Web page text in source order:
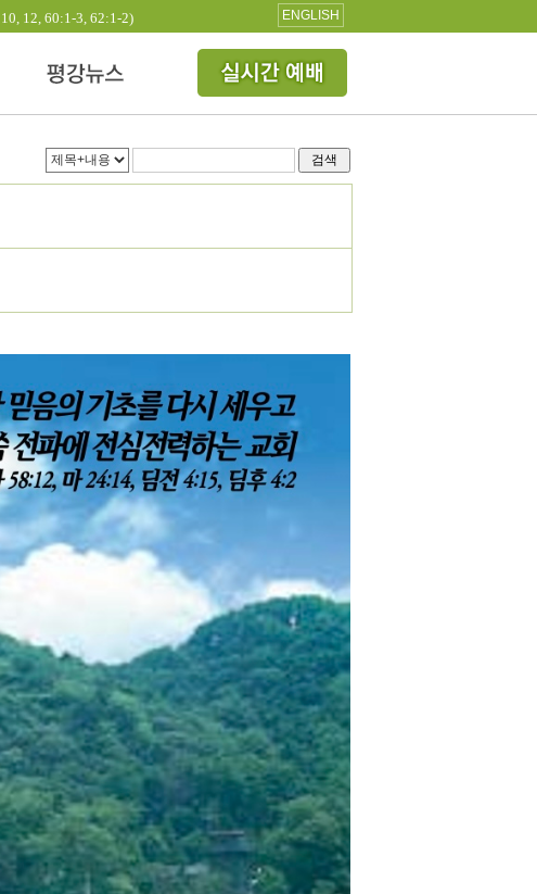
12, 60:1-3, 62:1-2) ENGLISH
검색